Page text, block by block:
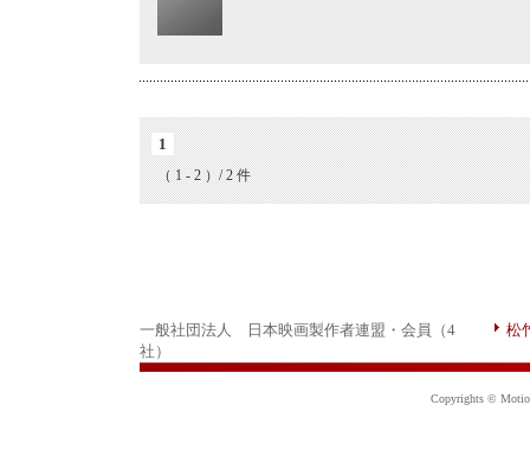
1
（ 1 - 2 ）/ 2 件
一般社団法人 日本映画製作者連盟・会員（4
社）
松
Copyrights ©